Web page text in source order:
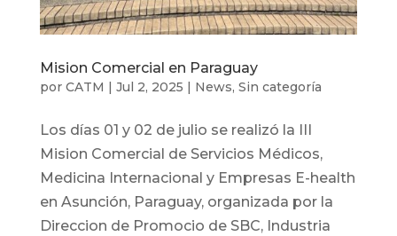
Mision Comercial en Paraguay
por CATM | Jul 2, 2025 | News, Sin categoría
Los días 01 y 02 de julio se realizó la III
Mision Comercial de Servicios Médicos,
Medicina Internacional y Empresas E-health
en Asunción, Paraguay, organizada por la
Direccion de Promocio de SBC, Industria